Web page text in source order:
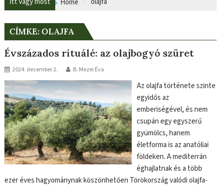
Home
CÍMKE: OLAJFA
Évszázados rituálé: az olajbogyó szüret
2024. december 2. B. Mezei Éva
Az olajfa története szinte
egyidős az
emberiségével, és nem
csupán egy egyszerű
gyümölcs, hanem
életforma is az anatóliai
földeken. A mediterrán
éghajlatnak és a több
ezer éves hagyománynak köszönhetően Törökország valódi olajfa-